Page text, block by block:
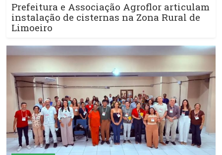
Prefeitura e Associação Agroflor articulam
instalação de cisternas na Zona Rural de
Limoeiro